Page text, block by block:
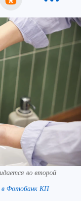
во второй
в Фотобанк КП